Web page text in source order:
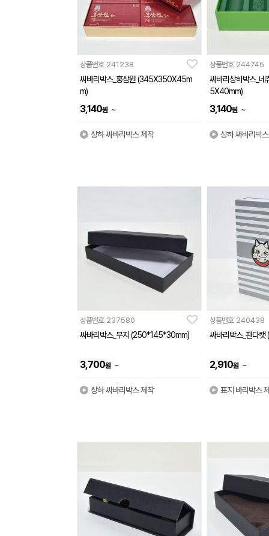
상품번호 241238
싸바리박스_홍삼원 (345X350X45m
m)
3,140원 ~
상하 싸바리박스 제작
상품번호 244745
싸바리상하박스_네
5X40mm)
3,140원 ~
상하 싸바리박
상품번호 237580
싸바리박스_무지 (250*145*30mm)
3,700원 ~
상하 싸바리박스 제작
상품번호 240438
싸바리박스_판다
2,910원 ~
표지 바리박스